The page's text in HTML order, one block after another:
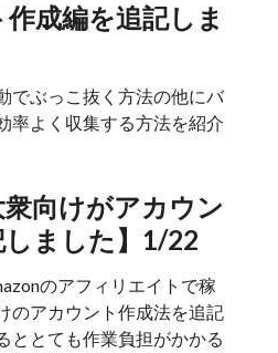
作成編を追記しま
でぶっこ抜く方法の他にバ
率よく収集する方法を紹介
衆向けがアカウン
しました】1/22
のアフィリエイトで稼
のアカウント作成法を追記
ととても作業負担がかかる